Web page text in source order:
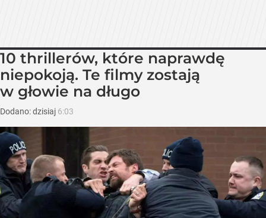
10 thrillerów, które naprawdę
niepokoją. Te filmy zostają
w głowie na długo
Dodano:dzisiaj 6:03